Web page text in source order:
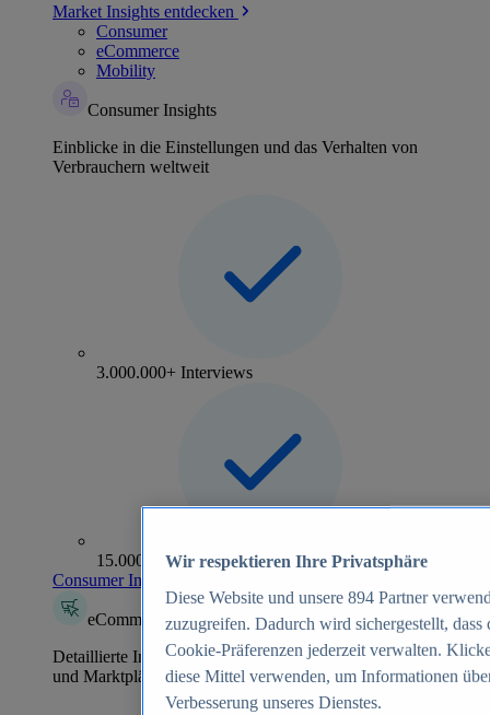
Market Insights entdecken
Consumer
eCommerce
Mobility
Consumer Insights
Einblicke in die Einstellungen und das Verhalten von
Verbrauchern weltweit
3.000.000+ Interviews
15.000+ Marken
Consumer Insights entdecken
eCommerce Insights
Detaillierte Informationen zu mehr als 39.000 Online-Shops
und Marktplätzen
Wir respektieren Ihre Privatsphäre
Diese Website und unsere 894 Partner
zuzugreifen. Dadurch wird sichergestellt,
Cookie-Präferenzen jederzeit verwalten.
diese Mittel verwenden, um Informationen
Verbesserung unseres Dienstes.